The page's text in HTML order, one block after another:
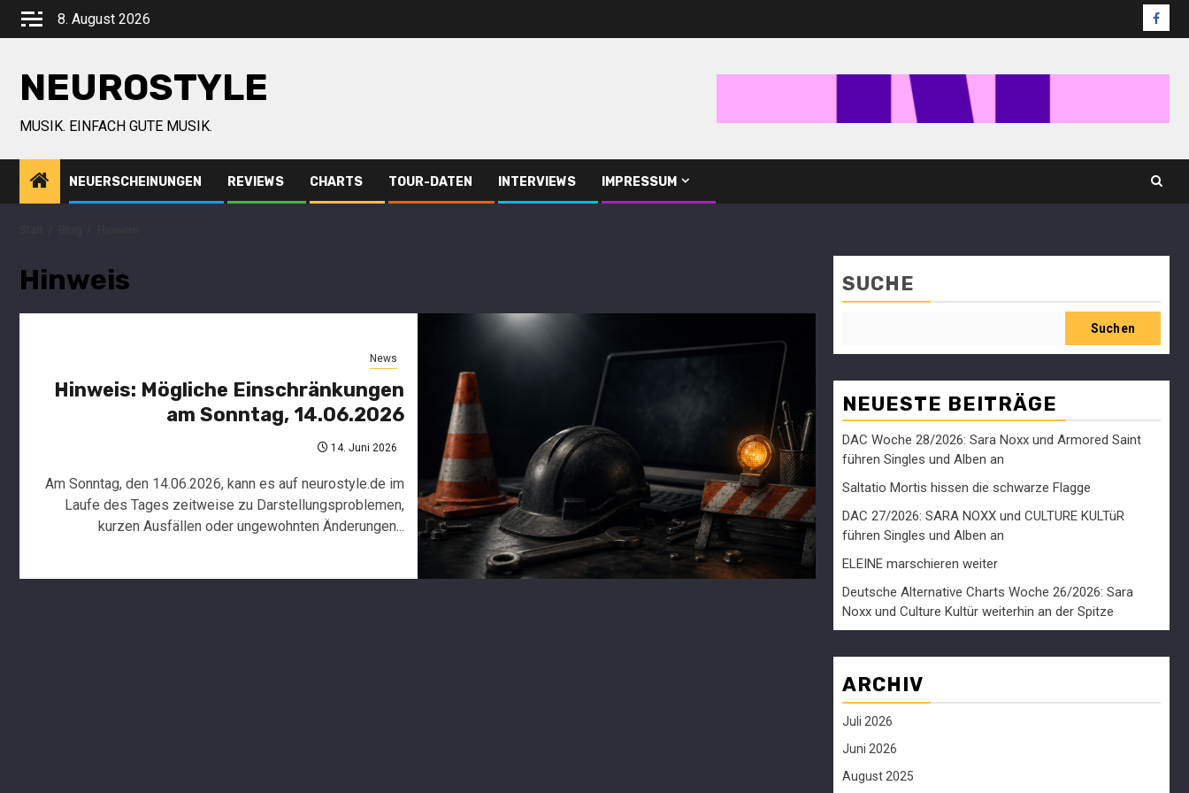
8. August 2026
NEUROSTYLE
MUSIK. EINFACH GUTE MUSIK.
NEUERSCHEINUNGEN REVIEWS CHARTS TOUR-DATEN INTERVIEWS IMPRESSUM
Hinweis
News
Hinweis: Mögliche Einschränkungen
am Sonntag, 14.06.2026
14. Juni 2026
Am Sonntag, den 14.06.2026, kann es auf neurostyle.de im
Laufe des Tages zeitweise zu Darstellungsproblemen,
kurzen Ausfällen oder ungewohnten Änderungen...
SUCHE
Suchen
NEUESTE BEITRÄGE
DAC Woche 28/2026: Sara Noxx und Armored Saint
führen Singles und Alben an
Saltatio Mortis hissen die schwarze Flagge
DAC 27/2026: SARA NOXX und CULTURE KULTüR
führen Singles und Alben an
ELEINE marschieren weiter
Deutsche Alternative Charts Woche 26/2026: Sara
Noxx und Culture Kultür weiterhin an der Spitze
ARCHIV
Juli 2026
Juni 2026
August 2025